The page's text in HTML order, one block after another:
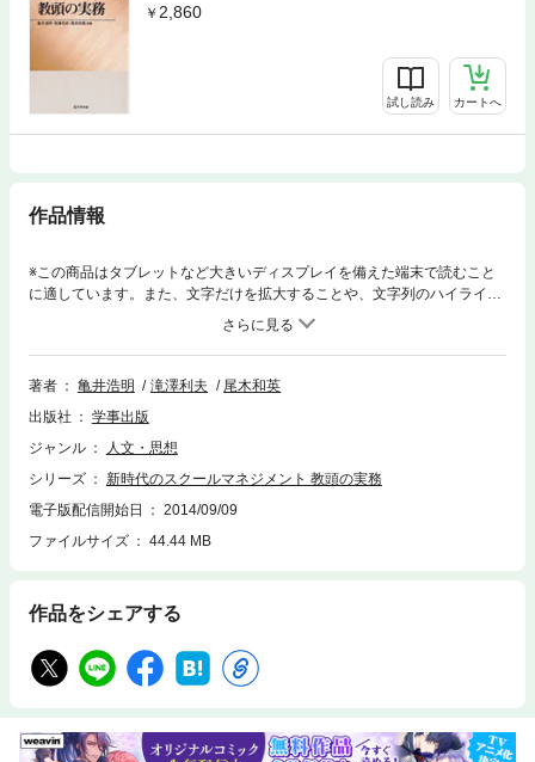
2,860
試し読み カートへ
作品情報
※この商品はタブレットなど大きいディスプレイを備えた端末で読むこと
に適しています。また、文字だけを拡大することや、文字列のハイライ
ト、検索、辞書の参照、引用などの機能が使用できません。改革が進む
中、主幹制度の導入など、新たな学校の組織体制が模索されている。そん
な新しい学校組織における、新しい教頭像を提案する。
著者
亀井浩明 滝澤利夫
尾木和英
出版社
学事出版
ジャンル
人文・思想
シリーズ
新時代のスクールマネジメント 教頭の実務
電子版配信開始日
2014/09/09
ファイルサイズ
44.44 MB
作品をシェアする